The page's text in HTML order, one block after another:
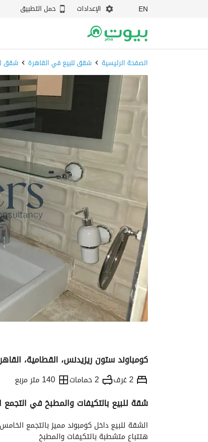
EN الإعدادات حمل التطبيق
الصفحة الرئيسية شقق للبيع في القاهرة شقق
كومباوند ستون ريزيدنس، القطامية،
2 غرف 2 حمامات 140 متر مربع
التفاصيل الاتجاهات والمؤشرات رهن
شقة للبيع بالتكيفات والمطبخ في
الشقة للبيع داخل كومبوند مميز بالتجمع الخامس
هتتباع متشطبة بالتكيفات والمطبخ